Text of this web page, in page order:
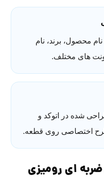
محصول، برند، نام
های مختلف.
شده در اتوکد و
طرح اختصاصی روی قطعه.
ای رومیزی